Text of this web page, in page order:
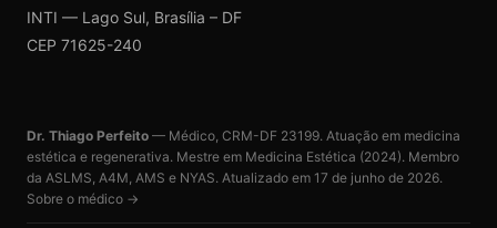
INTI — Lago Sul, Brasília – DF
CEP 71625-240
Dr. Thiago Perfeito — Médico, CRM-DF 23199. Atuação em medicina
estética e regenerativa. Mestre em Medicina Estética (2024). Membro
da ASLMS, A4M, AMS e NYAS. Atualizado em 17 de junho de 2026.
Sobre o médico →